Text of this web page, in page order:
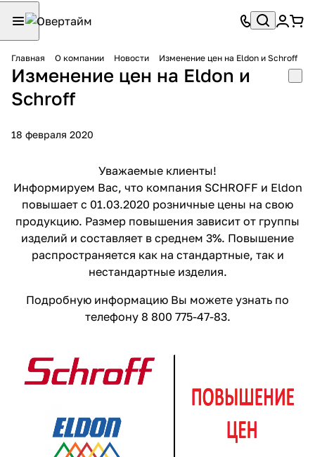
Главная О компании Новости Изменение цен на Eldon и Schroff
Изменение цен на Eldon и
Schroff
18 февраля 2020
Уважаемые клиенты!
Информируем Вас, что компания SCHROFF и Eldon
повышает с 01.03.2020 розничные цены на свою
продукцию. Размер повышения зависит от группы
изделий и составляет в среднем 3%. Повышение
распространяется как на стандартные, так и
нестандартные изделия.
Подробную информацию Вы можете узнать по
телефону 8 800 775-47-83.